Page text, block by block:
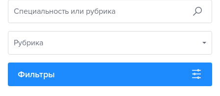
Специальность или рубрика
Рубрика
Фильтры